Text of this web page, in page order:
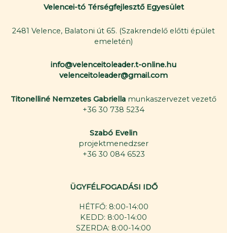
Velencei-tó Térségfejlesztő Egyesület
2481 Velence, Balatoni út 65. (Szakrendelő előtti épület
emeletén)
info@velenceitoleader.t-online.hu
velenceitoleader@gmail.com
Titonelliné Nemzetes Gabriella munkaszervezet vezető
+36 30 738 5234
Szabó Evelin
projektmenedzser
+36 30 084 6523
ÜGYFÉLFOGADÁSI IDŐ
HÉTFŐ: 8:00-14:00
KEDD: 8:00-14:00
SZERDA: 8:00-14:00